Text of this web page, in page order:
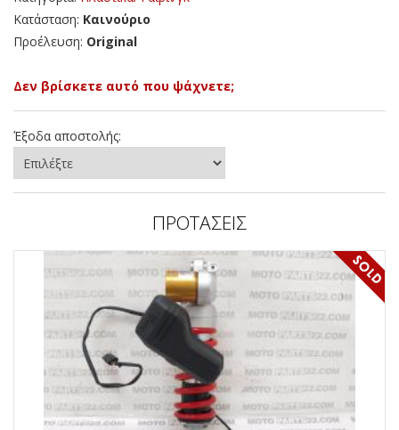
Κατάσταση: Καινούριο
Προέλευση: Original
Δεν βρίσκετε αυτό που ψάχνετε;
Έξοδα αποστολής:
ΠΡΟΤΑΣΕΙΣ